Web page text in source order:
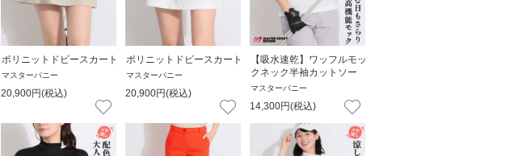
ポリニットドビースカート
マスターバニー
20,900円(税込)
ポリニットドビースカート
マスターバニー
20,900円(税込)
【吸水速乾】ワッフルモッ
クネック半袖カットソー
マスターバニー
14,300円(税込)